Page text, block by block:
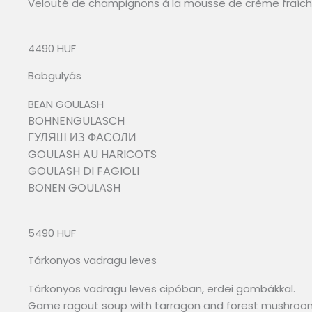
Velouté de champignons à la mousse de crème
4490 HUF
Babgulyás
BEAN GOULASH
BOHNENGULASCH
ГУЛЯШ ИЗ ФАСОЛИ
GOULASH AU HARICOTS
GOULASH DI FAGIOLI
BONEN GOULASH
5490 HUF
Tárkonyos vadragu leves
Tárkonyos vadragu leves cipóban, erdei gombákkal.
Game ragout soup with tarragon and forest